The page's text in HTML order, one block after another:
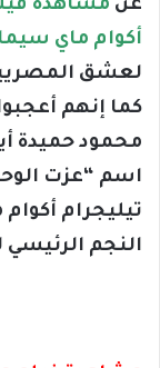
عن مشاهدة
أكوام ماي
لعشق
كما إنهم
محمود حميدة
اسم “عزت
تيليجرام
النجم الرئيسي